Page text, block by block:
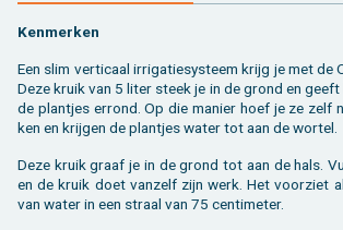
Ken­mer­ken
Een slim ver­ti­caal ir­ri­ga­tie­sys­teem krijg je met de
Deze kruik van 5 liter steek je in de grond en
de plant­jes er­rond. Op die ma­nier hoef je ze zelf
ken en krij­gen de plant­jes water tot aan de wor­tel.
Deze kruik graaf je in de grond tot aan de hals.
en de kruik doet van­zelf zijn werk. Het voor­ziet
van water in een straal van 75 cen­ti­me­ter.